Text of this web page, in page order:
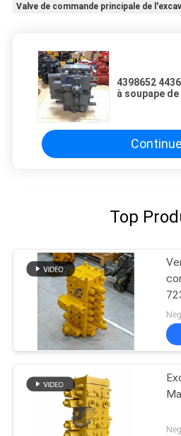
Valve de commande principale de
4398652
à soupape
Top